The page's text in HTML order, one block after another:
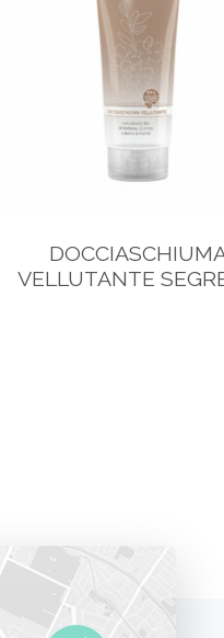
VELLUTANTE